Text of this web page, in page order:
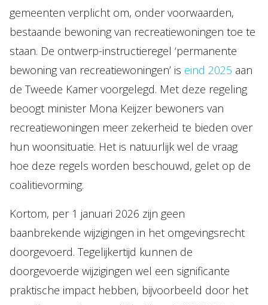
gemeenten verplicht om, onder voorwaarden,
bestaande bewoning van recreatiewoningen toe te
staan. De ontwerp-instructieregel ‘permanente
bewoning van recreatiewoningen’ is eind 2025 aan
de Tweede Kamer voorgelegd. Met deze regeling
beoogt minister Mona Keijzer bewoners van
recreatiewoningen meer zekerheid te bieden over
hun woonsituatie. Het is natuurlijk wel de vraag
hoe deze regels worden beschouwd, gelet op de
coalitievorming.
Kortom, per 1 januari 2026 zijn geen
baanbrekende wijzigingen in het omgevingsrecht
doorgevoerd. Tegelijkertijd kunnen de
doorgevoerde wijzigingen wel een significante
praktische impact hebben, bijvoorbeeld door het